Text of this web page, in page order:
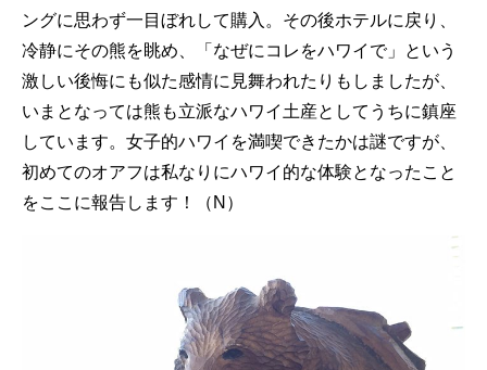
ングに思わず一目ぼれして購入。その後ホテルに戻り、
冷静にその熊を眺め、「なぜにコレをハワイで」という
激しい後悔にも似た感情に見舞われたりもしましたが、
いまとなっては熊も立派なハワイ土産としてうちに鎮座
しています。女子的ハワイを満喫できたかは謎ですが、
初めてのオアフは私なりにハワイ的な体験となったこと
をここに報告します！（N）